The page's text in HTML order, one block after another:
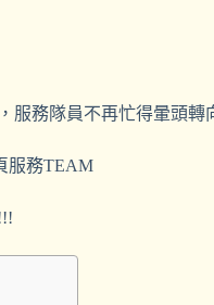
服務隊員不再忙得暈頭轉
服務TEAM